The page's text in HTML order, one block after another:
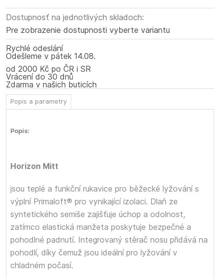
Dostupnosť na jednotlivých skladoch:
Pre zobrazenie dostupnosti vyberte variantu
Rychlé odeslání
Odešleme v pátek 14.08.
od 2000 Kč po ČR i SR
Vrácení do 30 dnů
Zdarma v našich buticích
Popis a parametry
Popis:
Horizon Mitt
jsou teplé a funkční rukavice pro běžecké lyžování s
výplní Primaloft® pro vynikající izolaci. Dlaň ze
syntetického semiše zajišťuje úchop a odolnost,
zatímco elastická manžeta poskytuje bezpečné a
pohodlné padnutí. Integrovaný stěrač nosu přidává na
pohodlí, díky čemuž jsou ideální pro lyžování v
chladném počasí.